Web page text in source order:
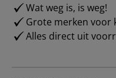
Wat weg is, is weg!
Grote merken voor
Alles direct uit